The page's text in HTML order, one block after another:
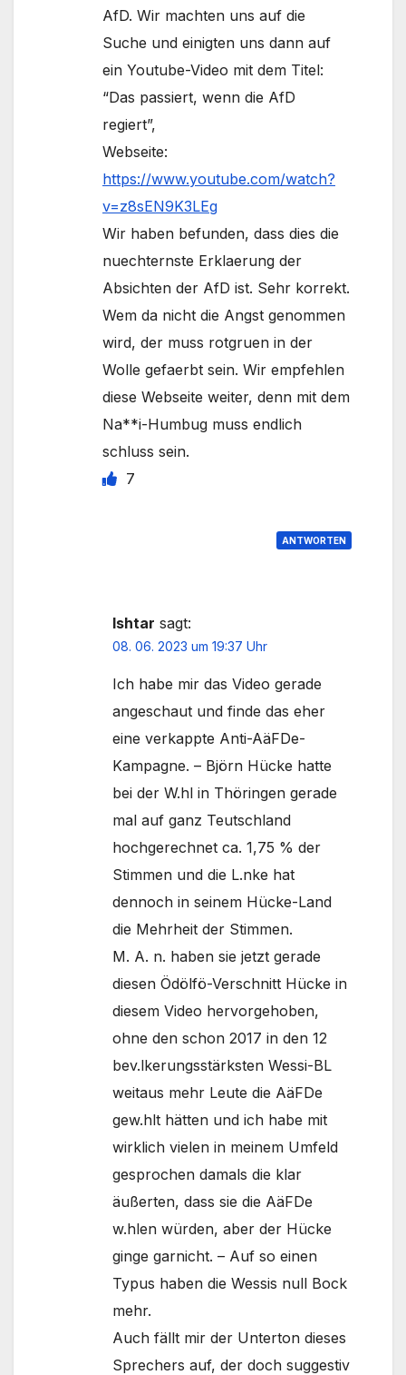
AfD. Wir machten uns auf die
Suche und einigten uns dann auf
ein Youtube-Video mit dem Titel:
“Das passiert, wenn die AfD
regiert”,
Webseite:
https://www.youtube.com/watch?
v=z8sEN9K3LEg
Wir haben befunden, dass dies die
nuechternste Erklaerung der
Absichten der AfD ist. Sehr korrekt.
Wem da nicht die Angst genommen
wird, der muss rotgruen in der
Wolle gefaerbt sein. Wir empfehlen
diese Webseite weiter, denn mit dem
Na**i-Humbug muss endlich
schluss sein.
7
ANTWORTEN
Ishtar sagt:
08. 06. 2023 um 19:37 Uhr
Ich habe mir das Video gerade
angeschaut und finde das eher
eine verkappte Anti-AäFDe-
Kampagne. – Björn Hücke hatte
bei der W.hl in Thöringen gerade
mal auf ganz Teutschland
hochgerechnet ca. 1,75 % der
Stimmen und die L.nke hat
dennoch in seinem Hücke-Land
die Mehrheit der Stimmen.
M. A. n. haben sie jetzt gerade
diesen Ödölfö-Verschnitt Hücke in
diesem Video hervorgehoben,
ohne den schon 2017 in den 12
bev.lkerungsstärksten Wessi-BL
weitaus mehr Leute die AäFDe
gew.hlt hätten und ich habe mit
wirklich vielen in meinem Umfeld
gesprochen damals die klar
äußerten, dass sie die AäFDe
w.hlen würden, aber der Hücke
ginge garnicht. – Auf so einen
Typus haben die Wessis null Bock
mehr.
Auch fällt mir der Unterton dieses
Sprechers auf, der doch suggestiv